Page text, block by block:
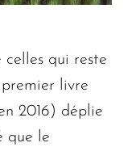
celles qui reste
premier livre
2016) déplie
que le